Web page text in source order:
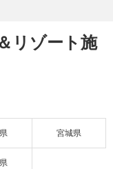
リゾート施
宮城県